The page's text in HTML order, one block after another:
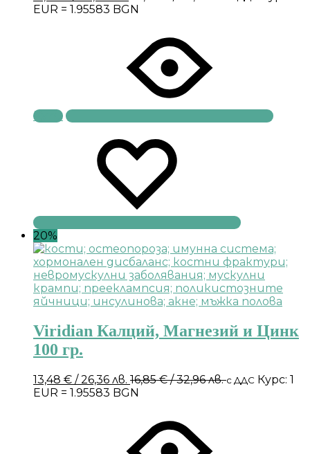
EUR = 1.95583 BGN
Купи
20%
Viridian Калций, Магнезий и Цинк
100 гр.
13,48 € / 26,36 лв. 16,85€/ 32,96 лв.с ДДС Курс: 1
EUR = 1.95583 BGN